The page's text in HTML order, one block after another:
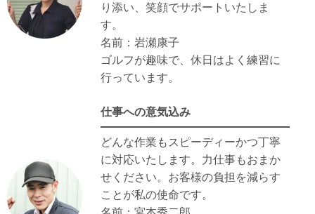
り添い、笑顔でサポートいたしま
す。
名前：岩瀬康子
ゴルフが趣味で、休日はよく練習に
行っています。
仕事への意気込み
どんな作業もスピーディーかつ丁寧
に対応いたします。力仕事もおまか
せください。お客様の負担を減らす
ことが私の使命です。